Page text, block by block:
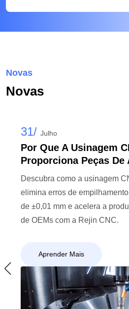
Novas
Novas
31/ Julho
Por Que A Usinagem
Proporciona Peças De
Descubra como a usinagem
elimina erros de
de ±0,01 mm e acelera a
de OEMs com a Rejin CNC.
Aprender Mais